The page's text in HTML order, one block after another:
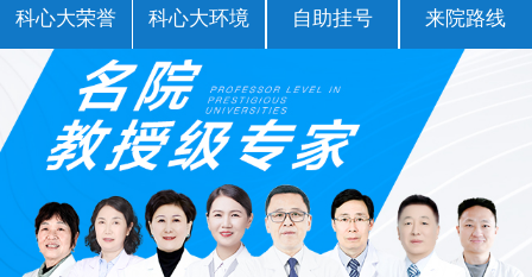
科心大荣誉 科心大环境 自助挂号 来院路线